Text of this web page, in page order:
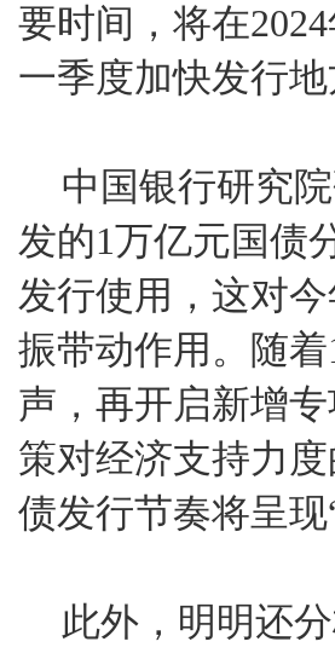
要时间，将在
一季度加快发行
中国银行研究
发的1万亿元国债
发行使用，这对
振带动作用。随
声，再开启新增
策对经济支持力
债发行节奏将呈
此外，明明还